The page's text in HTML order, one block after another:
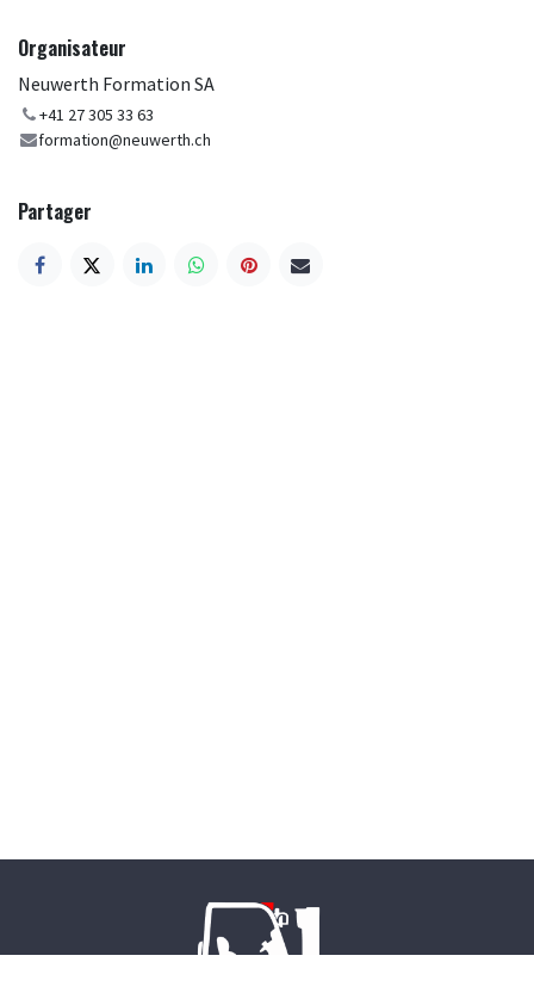
Organisateur
Neuwerth Formation SA
+41 27 305 33 63
formation@neuwerth.ch
Partager